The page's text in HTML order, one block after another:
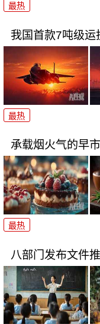
最热
我国首款7吨级运
最热
承载烟火气的早
最热
八部门发布文件